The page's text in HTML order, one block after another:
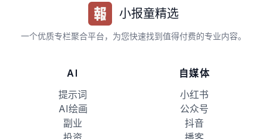
小报童精选
一个优质专栏聚合平台，为您快速找到值得付费的专业内容。
AI
提示词
AI绘画
副业
自媒体
小红书
公众号
抖音